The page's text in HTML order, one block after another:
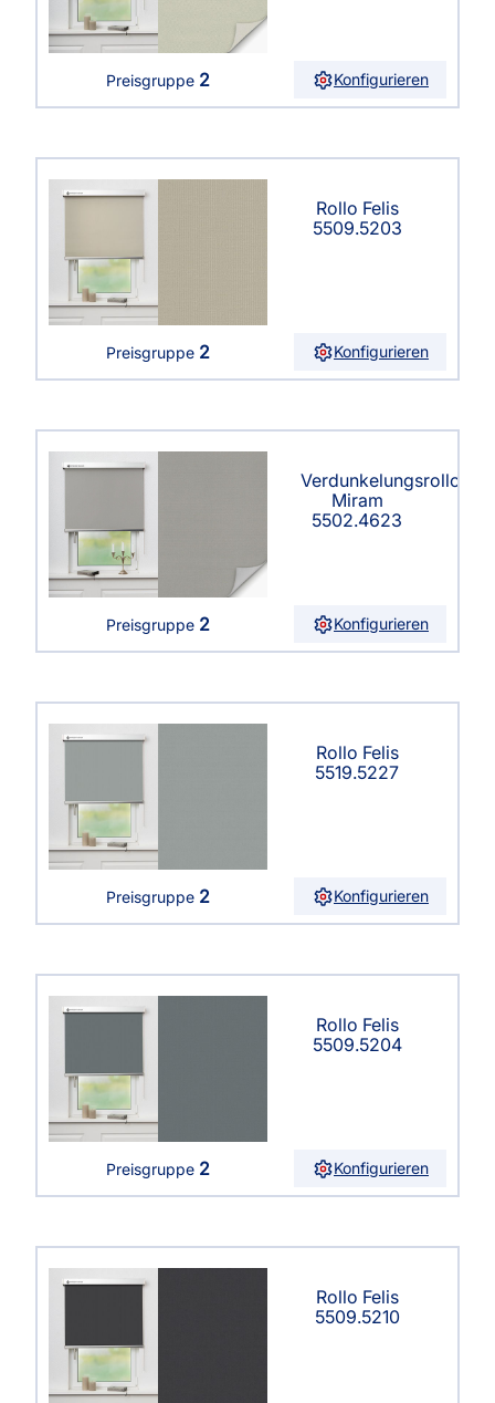
Preisgruppe 2 Konfigurieren
Rollo Felis
5509.5203
Preisgruppe 2 Konfigurieren
Verdunkelungsrollo
Miram
5502.4623
Preisgruppe 2 Konfigurieren
Rollo Felis
5519.5227
Preisgruppe 2 Konfigurieren
Rollo Felis
5509.5204
Preisgruppe 2 Konfigurieren
Rollo Felis
5509.5210